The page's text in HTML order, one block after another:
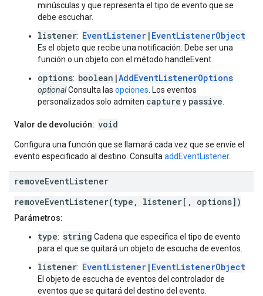
minúsculas y que representa el tipo de evento que se
debe escuchar.
listener: EventListener | EventListenerObject
Es el objeto que recibe una notificación. Debe ser una
función o un objeto con el método handleEvent.
options: boolean|AddEventListenerOptions
optionalConsulta las opciones . Los eventos
personalizados solo admiten capture y passive
Valor de devolución: void
Configura una función que se llamará cada vez que se envíe el
evento especificado al destino. Consulta addEventListener.
removeEventListener
removeEventListener(type, listener[, options])
Parámetros:
type: string Cadena que especifica el tipo de evento
para el que se quitará un objeto de escucha de eventos.
listener: EventListener | EventListenerObject
El objeto de escucha de eventos del controlador de
eventos que se quitará del destino del evento.